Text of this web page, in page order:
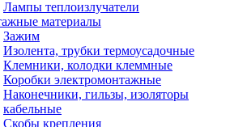
Лампы теплоизлучатели
материалы
Зажим
Изолента, трубки термоусадочные
Клемники, колодки клеммные
Коробки электромонтажные
Наконечники, гильзы, изоляторы
кабельные
Скобы крепления